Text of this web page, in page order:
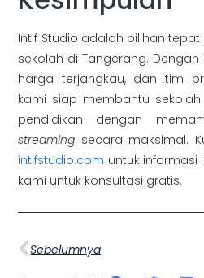
Intif Studio adalah pilihan
sekolah di Tangerang.
harga terjangkau, dan tim
kami siap membantu
pendidikan dengan
streaming secara maksimal.
intifstudio.com untuk informasi
kami untuk konsultasi gratis.
Sebelumnya